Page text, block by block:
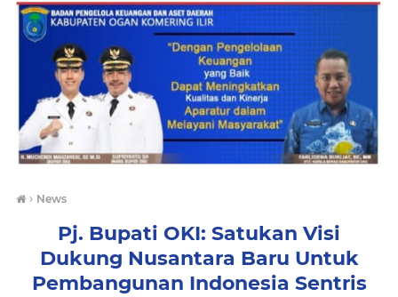
› News
Pj. Bupati OKI: Satukan Visi
Dukung Nusantara Baru Untuk
Pembangunan Indonesia Sentris